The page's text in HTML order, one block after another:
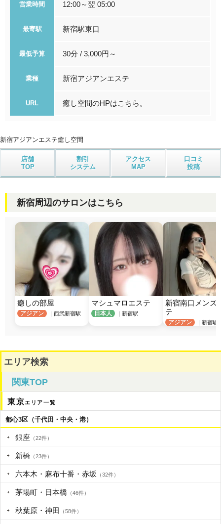
営業時間 12:00～翌 05:00
最寄駅 新宿駅東口
最低予算 30分 / 3,000円～
業種 新宿アジアンエステ
URL 癒し空間のHPはこちら。
新宿アジアンエステ癒し空間
店舗
TOP
割引
システム
アクセス
MAP
口コミ
投稿
新宿周辺のサロンはこちら
癒しの部屋
アジアン ｜西武新宿駅
マシュマロエステ
日本人 ｜新宿駅
新宿南口メンズ
テ
アジアン ｜新宿駅
エリア検索
関東TOP
東京エリア一覧
都心3区（千代田・中央・港）
銀座 （22件）
新橋 （23件）
六本木・麻布十番・赤坂 （32件）
茅場町・日本橋 （46件）
秋葉原・神田 （58件）